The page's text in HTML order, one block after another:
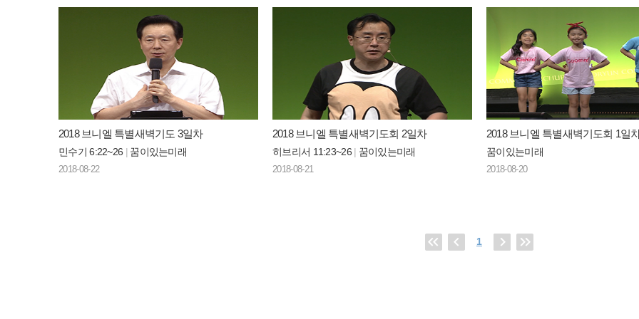
2018 브니엘 특별새벽기도 3일차
민수기 6:22~26 |꿈이있는미래
2018-08-22
2018 브니엘 특별새벽기도회 2일차
히브리서 11:23~26 | 꿈이있는미래
2018-08-21
2018 브니엘 특별새벽기도회 1일
꿈이있는미래
2018-08-20
1